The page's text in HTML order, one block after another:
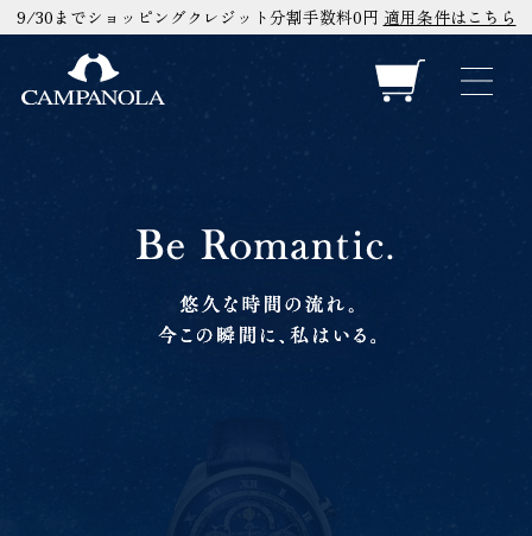
9/30までショッピングクレジット分割手数料0円 適用条件はこちら